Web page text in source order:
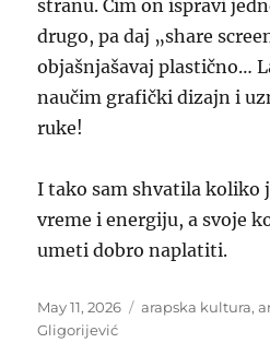
stranu. Čim on ispravi
drugo, pa daj „share
objašnjašavaj plastično…
naučim grafički dizajn i
ruke!
I tako sam shvatila koliko
vreme i energiju, a svoje
umeti dobro naplatiti.
Posted
on
May 11, 2026 Categories
arapska kultura,
Gligorijević